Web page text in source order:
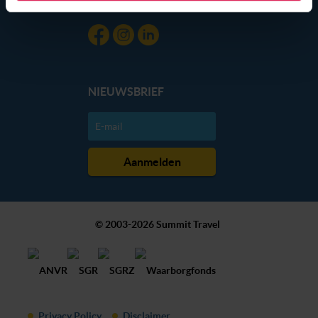
je kunt jouw voorkeuren altijd aanpassen. Klik daarvoor
cookie aangeven of je die wel of niet wilt toestaan.
NIEUWSBRIEF
© 2003-2026 Summit Travel